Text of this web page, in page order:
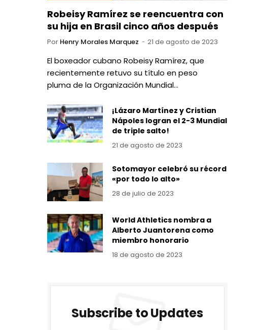
Robeisy Ramírez se reencuentra con
su hija en Brasil cinco años después
Por Henry Morales Marquez 21 de agosto de 2023
El boxeador cubano Robeisy Ramírez, que
recientemente retuvo su título en peso
pluma de la Organización Mundial…
¡Lázaro Martínez y Cristian
Nápoles logran el 2-3 Mundial
de triple salto!
21 de agosto de 2023
Sotomayor celebró su récord
«por todo lo alto»
28 de julio de 2023
World Athletics nombra a
Alberto Juantorena como
miembro honorario
18 de agosto de 2023
Subscribe to Updates